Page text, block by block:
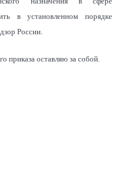
в установленном порядке
России.
приказа оставляю за собой.